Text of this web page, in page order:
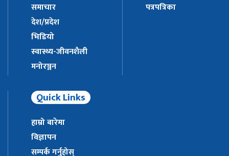
समाचार
देश/प्रदेश
भिडियो
स्वास्थ्य-जीवनशैली
मनोरञ्जन
पत्रपत्रिका
Quick Links
हाम्रो बारेमा
विज्ञापन
सम्पर्क गर्नुहोस्